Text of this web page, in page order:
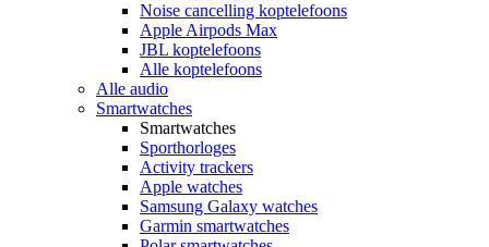
Noise cancelling koptelefoons
Apple Airpods Max
JBL koptelefoons
Alle koptelefoons
Alle audio
Smartwatches
Smartwatches
Sporthorloges
Activity trackers
Apple watches
Samsung Galaxy watches
Garmin smartwatches